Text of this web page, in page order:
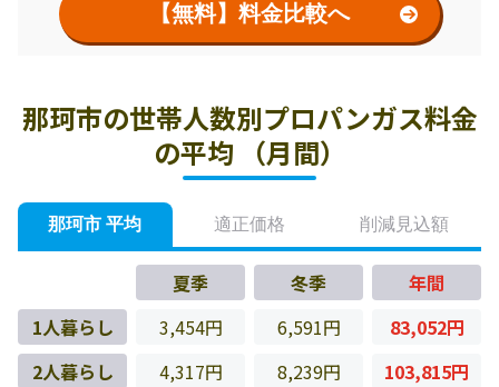
【無料】料金比較へ
那珂市の世帯人数別プロパンガス料金
の平均 （月間）
那珂市 平均 適正価格 削減見込額
夏季 冬季
年間
1人暮らし
3,454円 6,591円
83,052円
2人暮らし
4,317円 8,239円
103,815円